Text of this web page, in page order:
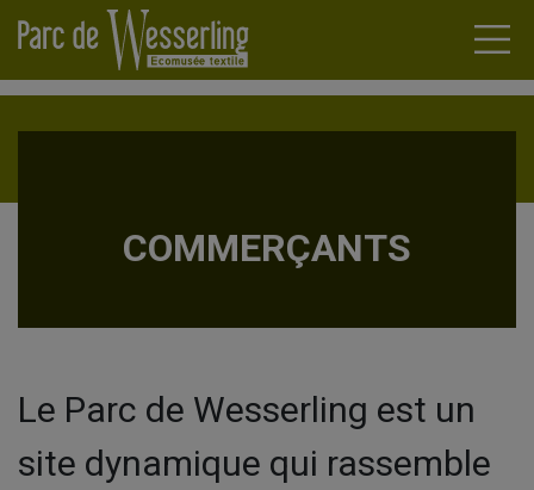
COMMERÇANTS
Le Parc de Wesserling est un
site dynamique qui rassemble